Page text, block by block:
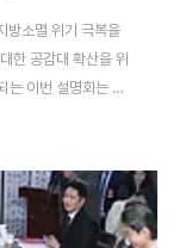
방소멸 위기 극복을
한 공감대 확산을 위
는 이번 설명회는 한
까지 지역사회 각계
료기관, 문화예술진
로 실시된다.대구시
각성을 알리고, 이를